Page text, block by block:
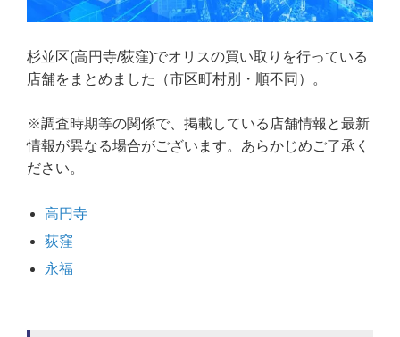
杉並区(高円寺/荻窪)でオリスの買い取りを行っている
店舗をまとめました（市区町村別・順不同）。
※調査時期等の関係で、掲載している店舗情報と最新
情報が異なる場合がございます。あらかじめご了承く
ださい。
高円寺
荻窪
永福